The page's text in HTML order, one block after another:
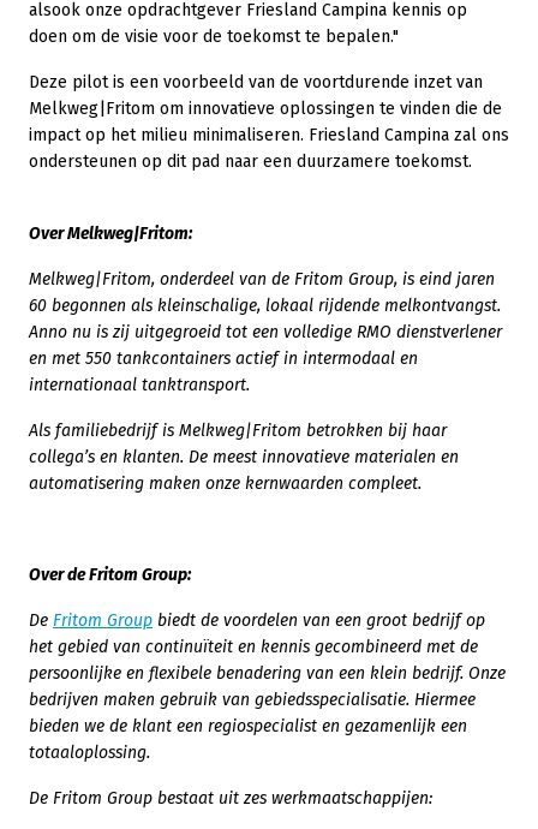
alsook onze opdrachtgever Friesland Campina kennis op
doen om de visie voor de toekomst te bepalen."
Deze pilot is een voorbeeld van de voortdurende inzet van
Melkweg|Fritom om innovatieve oplossingen te vinden die de
impact op het milieu minimaliseren. Friesland Campina zal ons
ondersteunen op dit pad naar een duurzamere toekomst.
Over Melkweg|Fritom:
Melkweg|Fritom, onderdeel van de Fritom Group, is eind jaren
60 begonnen als kleinschalige, lokaal rijdende melkontvangst.
Anno nu is zij uitgegroeid tot een volledige RMO dienstverlener
en met 550 tankcontainers actief in intermodaal en
internationaal tanktransport.
Als familiebedrijf is Melkweg|Fritom betrokken bij haar
collega’s en klanten. De meest innovatieve materialen en
automatisering maken onze kernwaarden compleet.
Over de Fritom Group:
De Fritom Group biedt de voordelen van een groot bedrijf op
het gebied van continuïteit en kennis gecombineerd met de
persoonlijke en flexibele benadering van een klein bedrijf. Onze
bedrijven maken gebruik van gebiedsspecialisatie. Hiermee
bieden we de klant een regiospecialist en gezamenlijk een
totaaloplossing.
De Fritom Group bestaat uit zes werkmaatschappijen: